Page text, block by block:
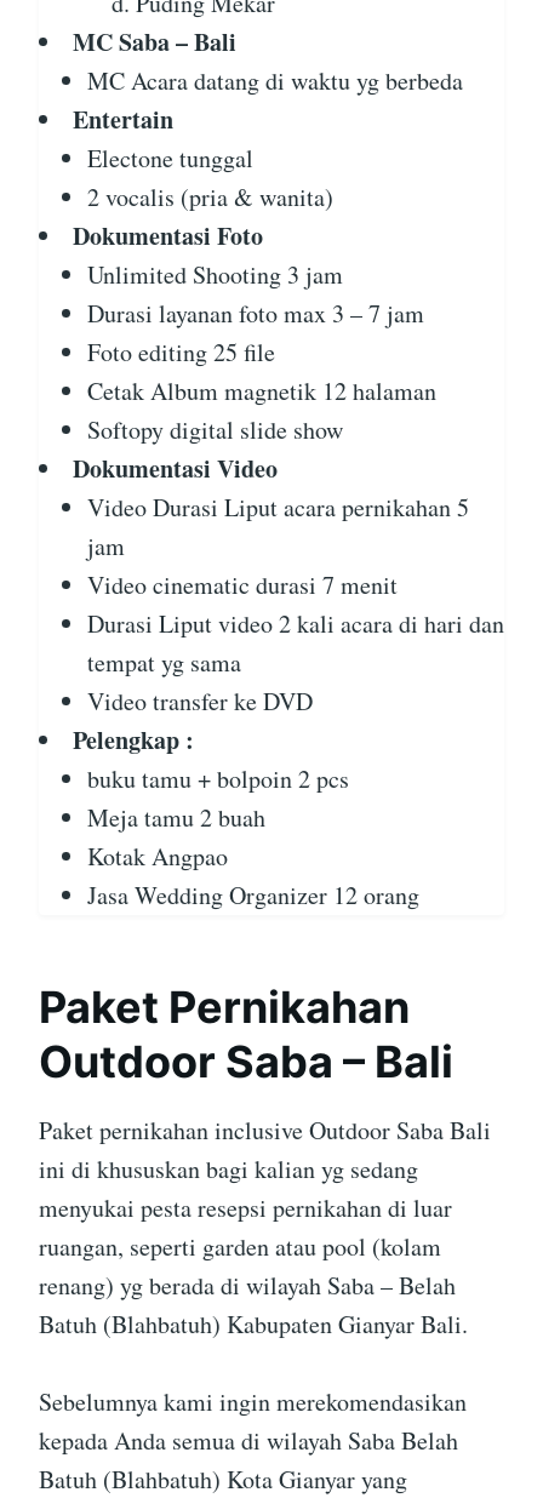
MC Saba – Bali
MC Acara datang di waktu yg berbeda
Entertain
Electone tunggal
2 vocalis (pria & wanita)
Dokumentasi Foto
Unlimited Shooting 3 jam
Durasi layanan foto max 3 – 7 jam
Foto editing 25 file
Cetak Album magnetik 12 halaman
Softopy digital slide show
Dokumentasi Video
Video Durasi Liput acara pernikahan 5
jam
Video cinematic durasi 7 menit
Durasi Liput video 2 kali acara di hari dan
tempat yg sama
Video transfer ke DVD
Pelengkap :
buku tamu + bolpoin 2 pcs
Meja tamu 2 buah
Kotak Angpao
Jasa Wedding Organizer 12 orang
Paket Pernikahan
Outdoor Saba – Bali
Paket pernikahan inclusive Outdoor Saba Bali
ini di khususkan bagi kalian yg sedang
menyukai pesta resepsi pernikahan di luar
ruangan, seperti garden atau pool (kolam
renang) yg berada di wilayah Saba – Belah
Batuh (Blahbatuh) Kabupaten Gianyar Bali.
Sebelumnya kami ingin merekomendasikan
kepada Anda semua di wilayah Saba Belah
Batuh (Blahbatuh) Kota Gianyar yang